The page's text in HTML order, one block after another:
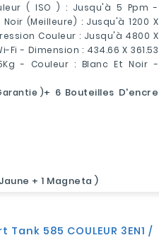
( ISO ) : Jusqu'à 5 Ppm -
(meilleure) : Jusqu'à 1200 X
Couleur : Jusqu'à 4800 X
Fi - Dimension : 434.66 X 361.53
- Couleur : Blanc Et Noir -
)+ 6 Bouteilles D'encre
+ 1 Magneta )
585 COULEUR 3EN1 /